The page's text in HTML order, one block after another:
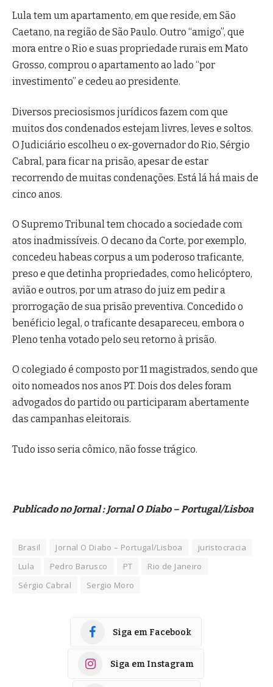
Lula tem um apartamento, em que reside, em São
Caetano, na região de São Paulo. Outro “amigo”, que
mora entre o Rio e suas propriedade rurais em Mato
Grosso, comprou o apartamento ao lado “por
investimento” e cedeu ao presidente.
Diversos preciosismos jurídicos fazem com que
muitos dos condenados estejam livres, leves e soltos.
O Judiciário escolheu o ex-governador do Rio, Sérgio
Cabral, para ficar na prisão, apesar de estar
recorrendo de muitas condenações. Está lá há mais de
cinco anos.
O Supremo Tribunal tem chocado a sociedade com
atos inadmissíveis. O decano da Corte, por exemplo,
concedeu habeas corpus a um poderoso traficante,
preso e que detinha propriedades, como helicóptero,
avião e outros, por um atraso do juiz em pedir a
prorrogação de sua prisão preventiva. Concedido o
benéficio legal, o traficante desapareceu, embora o
Pleno tenha votado pelo seu retorno à prisão.
O colegiado é composto por 11 magistrados, sendo que
oito nomeados nos anos PT. Dois dos deles foram
advogados do partido ou participaram abertamente
das campanhas eleitorais.
Tudo isso seria cômico, não fosse trágico.
Publicado no Jornal : Jornal O Diabo – Portugal/Lisboa
Brasil Jornal O Diabo – Portugal/Lisboa
juristocracia
Lula
Pedro Barusco PT
Rio de Janeiro
Sérgio Cabral
Sergio Moro
Siga em Facebook
Siga em Instagram